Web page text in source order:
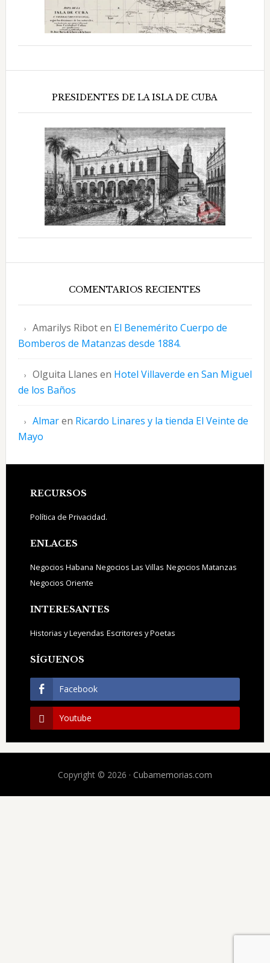
PRESIDENTES DE LA ISLA DE CUBA
COMENTARIOS RECIENTES
Amarilys Riboten El Benemérito Cuerpo de
Bomberos de Matanzas desde 1884.
Olguita Llanes en Hotel Villaverde en San Miguel
de los Baños
Almaren Ricardo Linares y la tienda El Veinte de
Mayo
Footer
RECURSOS
Política de Privacidad.
ENLACES
Negocios Habana Negocios Las Villas Negocios Matanzas
Negocios Oriente
INTERESANTES
Historias y Leyendas Escritores y Poetas
SÍGUENOS
Facebook
Youtube
Copyright © 2026 · Cubamemorias.com